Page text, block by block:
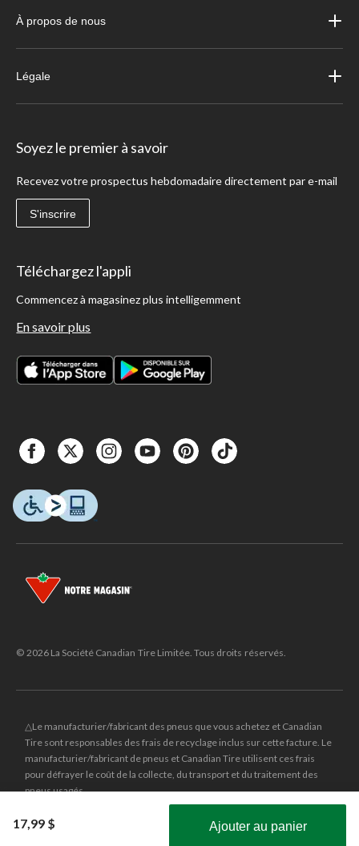
17,99 $ Ajouter au panier
À propos de nous
Légale
Soyez le premier à savoir
Recevez votre prospectus hebdomadaire directement par e-mail
S'inscrire
Téléchargez l'appli
Commencez à magasinez plus intelligemment
En savoir plus
© 2026 La Société Canadian Tire Limitée. Tous droits réservés.
△Le manufacturier/fabricant des pneus que vous achetez et Canadian
Tire sont responsables des frais de recyclage inclus sur cette facture. Le
manufacturier/fabricant de pneus et Canadian Tire utilisent ces frais
pour défrayer le coût de la collecte, du transport et du traitement des
pneus usagés.
marques de commerce déposées de la Société Canadian Tire Limitée.